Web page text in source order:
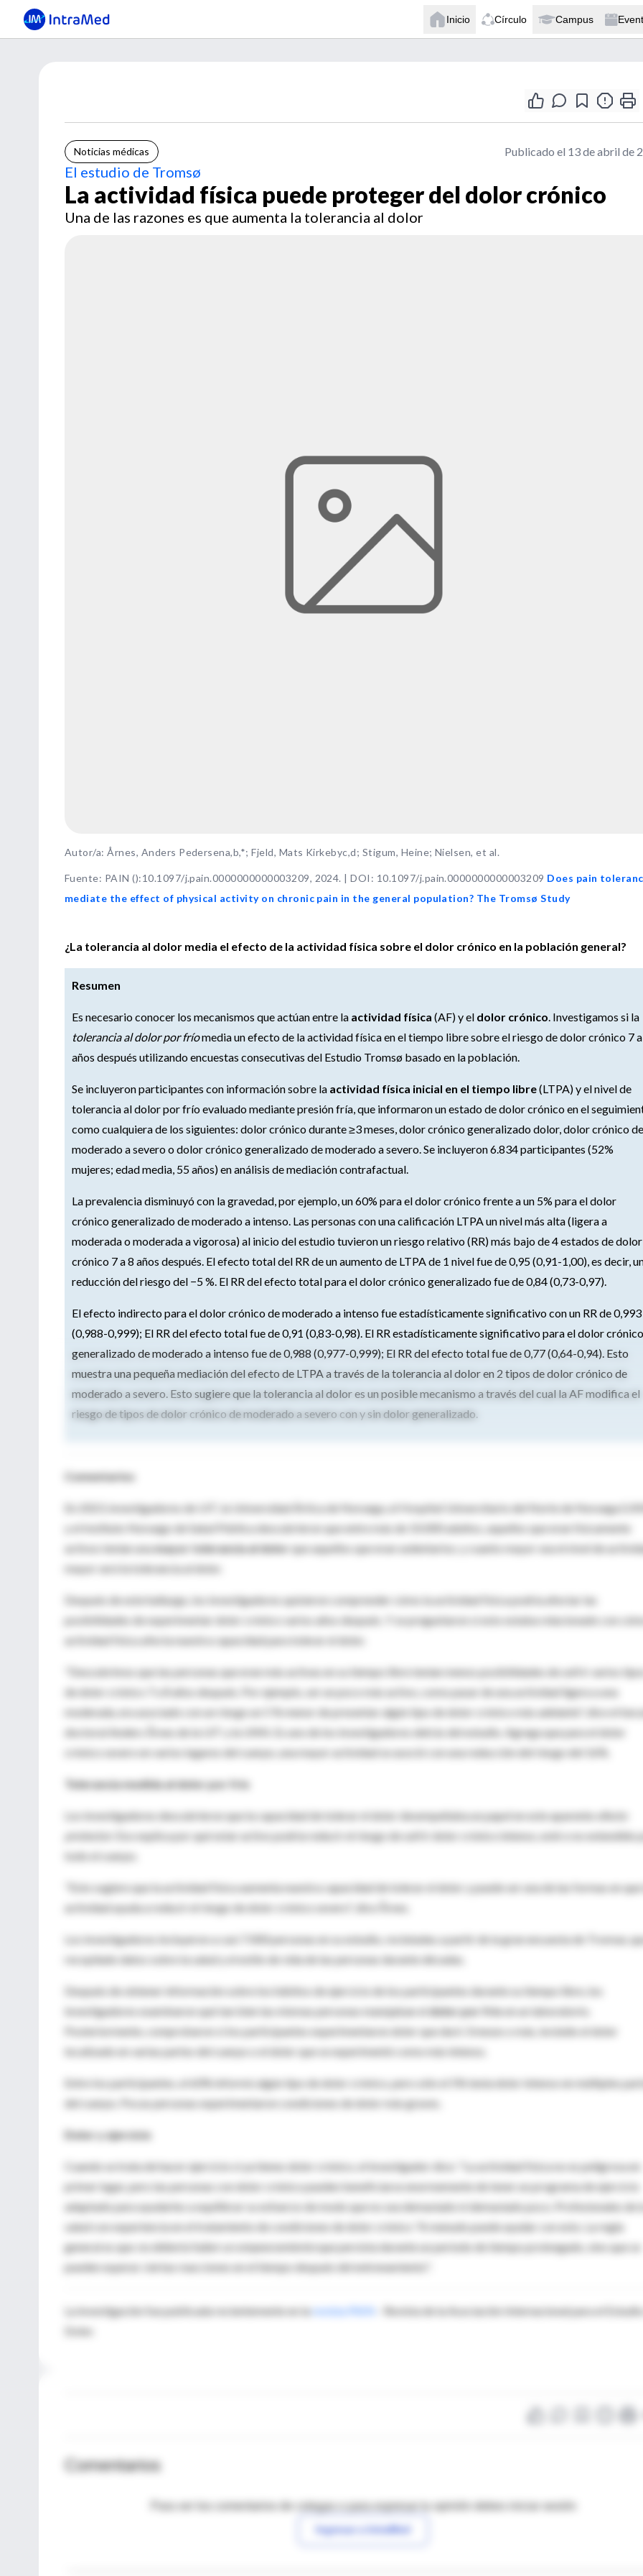
Inicio Círculo Campus
Noticias médicas Publicado el 13 de abril de
El estudio de Tromsø
La actividad física puede proteger del dolor crónico
Una de las razones es que aumenta la tolerancia al dolor
Autor/a: Årnes, Anders Pedersena,b,*; Fjeld, Mats Kirkebyc,d; Stigum, Heine; Nielsen, et al.
Fuente: PAIN ():10.1097/j.pain.0000000000003209, 2024. | DOI: 10.1097/j.pain.0000000000003209 Does pain
mediate the effect of physical activity on chronic pain in the general population? The Tromsø Study
¿La tolerancia al dolor media el efecto de la actividad física sobre el dolor crónico en la población general?
Resumen
Es necesario conocer los mecanismos que actúan entre la actividad física (AF) y el dolor crónico . Investigamos si la
tolerancia al dolor por fríomedia un efecto de la actividad física en el tiempo libre sobre el riesgo de dolor crónico 7
años después utilizando encuestas consecutivas del Estudio Tromsø basado en la población.
Se incluyeron participantes con información sobre la actividad física inicial en el tiempo libre(LTPA) y el nivel de
tolerancia al dolor por frío evaluado mediante presión fría, que informaron un estado de dolor crónico en el
como cualquiera de los siguientes: dolor crónico durante ≥3 meses, dolor crónico generalizado dolor, dolor crónico de
moderado a severo o dolor crónico generalizado de moderado a severo. Se incluyeron 6.834 participantes (52%
mujeres; edad media, 55 años) en análisis de mediación contrafactual.
La prevalencia disminuyó con la gravedad, por ejemplo, un 60% para el dolor crónico frente a un 5% para el dolor
crónico generalizado de moderado a intenso. Las personas con una calificación LTPA un nivel más alta (ligera a
moderada o moderada a vigorosa) al inicio del estudio tuvieron un riesgo relativo (RR) más bajo de 4 estados de dolor
crónico 7 a 8 años después. El efecto total del RR de un aumento de LTPA de 1 nivel fue de 0,95 (0,91-1,00), es decir,
reducción del riesgo del −5 %. El RR del efecto total para el dolor crónico generalizado fue de 0,84 (0,73-0,97).
El efecto indirecto para el dolor crónico de moderado a intenso fue estadísticamente significativo con un RR de 0,993
(0,988-0,999); El RR del efecto total fue de 0,91 (0,83-0,98). El RR estadísticamente significativo para el dolor crónico
generalizado de moderado a intenso fue de 0,988 (0,977-0,999); El RR del efecto total fue de 0,77 (0,64-0,94). Esto
muestra una pequeña mediación del efecto de LTPA a través de la tolerancia al dolor en 2 tipos de dolor crónico de
moderado a severo. Esto sugiere que la tolerancia al dolor es un posible mecanismo a través del cual la AF modifica el
riesgo de tipos de dolor crónico de moderado a severo con y sin dolor generalizado.
Comentarios
En 2023, investigadores de UiT, la Universidad Ártica de Noruega, el Hospital Universitario del Norte de Noruega
y el Instituto Noruego de Salud Pública descubrieron que entre más de 10.000 adultos, aquellos que eran físicamente
activos tenían unamayor tolerancia al dolor que aquellos que eran sedentarios; y cuanto mayor sea el nivel de
mayor será la tolerancia al dolor.
Después de este hallazgo, los investigadores quisieron comprender cómo la actividad física podría afectar las
posibilidades de experimentar dolor crónico varios años después. Y se preguntaron si esto estaba relacionado con
actividad física afecta nuestra capacidad para tolerar el dolor.
"Descubrimos que las personas que eran más activas en su tiempo libre tenían menos posibilidades de sufrir varios
de dolor crónico 7 u 8 años después. Por ejemplo, ser un poco más activo, como pasar de una actividad ligera a una
moderada, era asociado con un riesgo un 5 % menor de presentar algún tipo de dolor crónico más adelante", dice el
doctoral Anders Årnes de la UiT y la UNN. Es uno de los investigadores detrás del estudio. Agrega que para el dolor
crónico severo en varios lugares del cuerpo, una mayor actividad se asoció con una reducción del riesgo del 16%.
Tolerancia medida al dolor por frío
Los investigadores descubrieron que la capacidad de tolerar el dolor desempeñaba un papel en este aparente efecto
protector
. Eso explica por qué estar activo podría reducir el riesgo de sufrir dolor crónico intenso, esté o no extendido
todo el cuerpo.
"Esto sugiere que la actividad física aumenta nuestra capacidad de tolerar el dolor y puede ser una de las formas en
actividad ayuda a reducir el riesgo de dolor crónico severo", dice Årnes.
Los investigadores incluyeron a casi 7.000 personas en su estudio, reclutadas a partir de la gran encuesta de Tromsø,
recopilado datos sobre la salud y el estilo de vida de las personas durante décadas.
Después de obtener información sobre los hábitos de ejercicio de los participantes durante su tiempo libre, los
investigadores examinaron qué tan bien las mismas personas manejaban eldolor por fríoen un laboratorio.
Posteriormente, comprobaron si los participantes experimentaron dolor que duró 3 meses o más, incluido el dolor
localizado en varias partes del cuerpo o el dolor que se experimentó como más intenso.
Entre los participantes, el 60% informó algún tipo de dolor crónico, pero sólo el 5% tenía dolor intenso en múltiples
del cuerpo. Pocas personas experimentaron condiciones de dolor más graves.
Dolor y ejercicio
Cuando se trata de hacer ejercicio si ya tienes dolor crónico, el investigador dice: "La actividad física no es peligrosa en
primer lugar, pero las personas con dolor crónico pueden beneficiarse enormemente de tener un programa de ejercicio
adaptado para ayudarles a equilibrar su esfuerzo de modo que no sea demasiado ni demasiado poco. Profesionales de
salud con experiencia en el tratamiento de condiciones de dolor crónico "A menudo puede ayudar con esto. La regla
general es que
no debería haber un empeoramientoque persista durante un período de tiempo prolongado, sino que se
pueden esperar ciertas reacciones en el tiempo después del entrenamiento".
La investigación fue publicada recientemente en la revista PAIN
- Revista de la Asociación Internacional para el
Dolor.
Comentarios
Para ver los comentarios de colegas o para expresar tu opinión debes iniciar sesión
Ingresar a IntraMed